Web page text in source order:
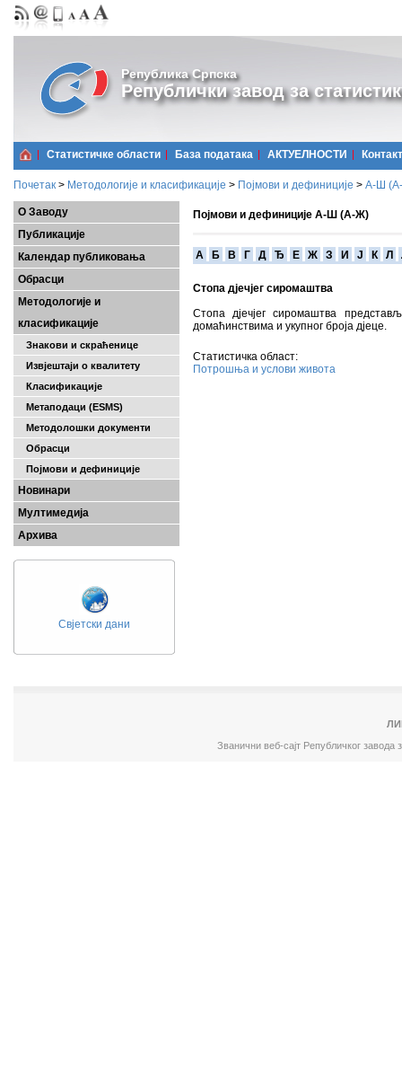
Република Српска
Републички завод за
Статистичке области Базa података АКТУЕЛНОСТИ Контакт
Почетак > Методологије и класификације > Појмови и дефиниције > А-Ш
О Заводу
Публикације
Календар публиковања
Обрасци
Методологије и
класификације
Знакови и скраћенице
Извјештаји о квалитету
Класификације
Метаподаци (ESMS)
Методолошки документи
Обрасци
Појмови и дефиниције
Новинари
Мултимедија
Архива
Свјетски дани
Појмови и дефиниције А-Ш (А-Ж)
A Б В Г Д Ђ Е Ж З И Ј К Л
Стопа дјечјег сиромаштва
Стопа дјечјег сиромаштва
домаћинствима и укупног броја дјеце.
Статистичка област:
Потрошња и услови живота
Званични веб-сајт Републичког